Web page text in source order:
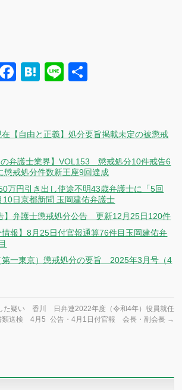
TwitterFacebook
Hatena
Line
【自由と正義】処分要旨掲載未定の被懲戒
の弁護士業界】VOL153 懲戒処分10件戒告6
懲戒処分件数新王座9回達成
万円引き出し使途不明43歳弁護士に「5回
10日京都新聞 玉岡建佑弁護士
】弁護士懲戒処分公告 更新12月25日120件
情報】8月25日付官報通算76件目玉岡建佑弁
第一東京）懲戒処分の要旨 2025年3月号（4
た疑い 香川
類送検 4月5
日弁連2022年度（令和4年）役員就任
公告・4月1日付官報 会長・副会長 →